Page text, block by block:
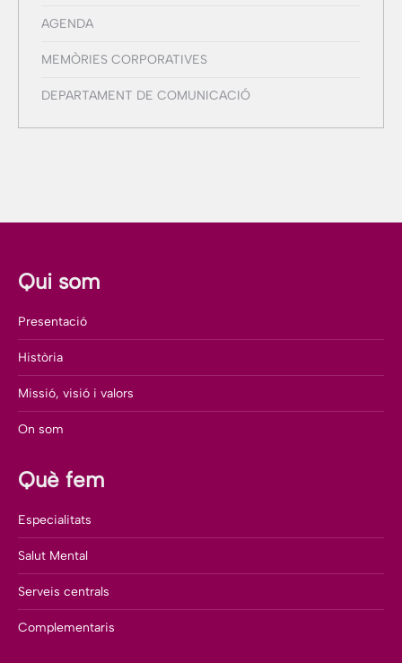
AGENDA
MEMÒRIES CORPORATIVES
DEPARTAMENT DE COMUNICACIÓ
Qui som
Presentació
Història
Missió, visió i valors
On som
Què fem
Especialitats
Salut Mental
Serveis centrals
Complementaris